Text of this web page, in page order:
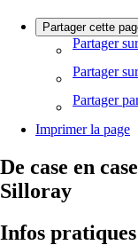
Partager cette
Partager
Partager
Partager
Imprimer la page
De case en
Silloray
Infos pratiques